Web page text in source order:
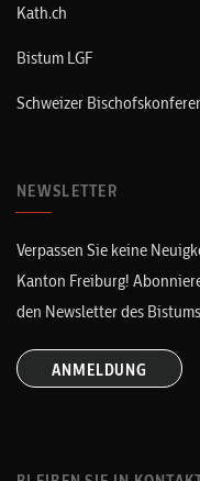
Kath.ch
Bistum LGF
Schweizer
NEWSLETTER
Verpassen Sie keine
Kanton Freiburg!
den Newsletter des
ANMELDUNG